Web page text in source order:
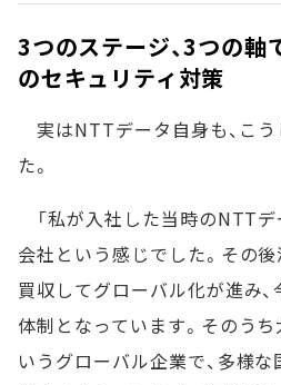
3つのステージ、3つの
のセキュリティ対策
実はNTTデータ自身も、こ
た。
「私が入社した当時のNTTデ
会社という感じでした。その
買収してグローバル化が進み
体制となっています。そのう
いうグローバル企業で、多様